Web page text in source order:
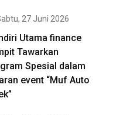
27 Juni 2026
Utama finance
Tawarkan
Spesial dalam
event “Muf Auto